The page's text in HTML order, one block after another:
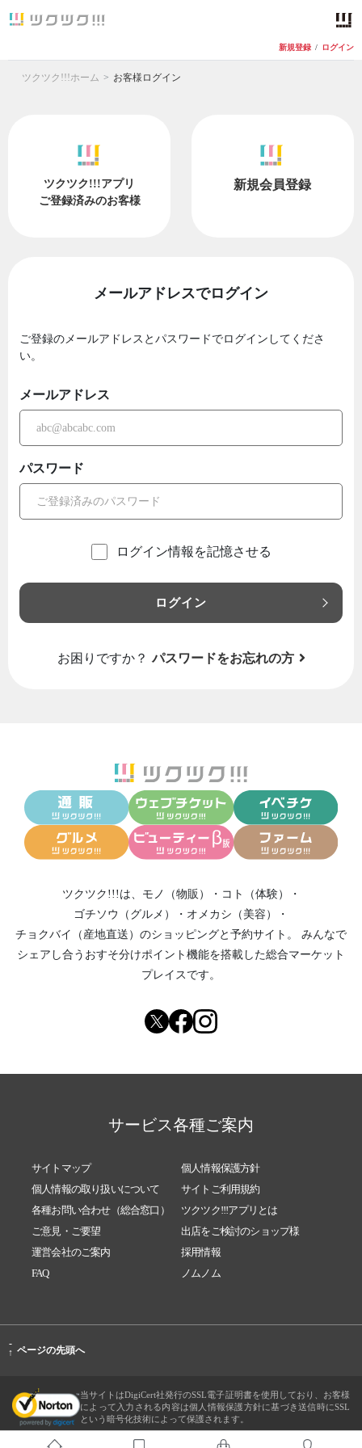
新規登録 / ログイン
ツクツク!!!ホーム お客様ログイン
ツクツク!!!アプリ
ご登録済みのお客様
新規会員登録
メールアドレスでログイン
ご登録のメールアドレスとパスワードでログインしてくださ
い。
メールアドレス
パスワード
ログイン情報を記憶させる
ログイン
お困りですか？ パスワードをお忘れの方
ツクツク!!!は、 モノ（物販） ・ コト（体験）
・
ゴチソウ（グルメ）
・ オメカシ（美容）
・
チョクバイ（産地直送） のショッピングと予約サイト。
みんなで
シェアし合う おすそ分けポイント機能を搭載した総合マーケット
プレイスです。
サービス各種ご案内
サイトマップ
個人情報保護方針
個人情報の取り扱いについて
サイトご利用規約
各種お問い合わせ（総合窓口）
ツクツク!!!アプリとは
ご意見・ご要望
出店をご検討のショップ様
運営会社のご案内
採用情報
FAQ
ノムノム
-
↑ ページの先頭へ
当サイトはDigiCert社発行のSSL電子証明書を使用しており、お客様
によって入力される内容は個人情報保護方針に基づき送信時にSSL
という暗号化技術によって保護されます。